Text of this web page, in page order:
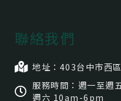
聯絡我們
地址：403台中市⻄
服務時間：週一至週
週六 10am-6pm